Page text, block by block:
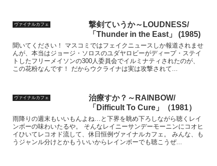
ヴァイナルカフェ
撃剣ていうか～LOUDNESS/
「Thunder in the East」 (1985)
聞いてください！ マスコミではフェイクニュースしか報道されませ
んが、本当はジョージ・ソロスのユダヤロビーがディープ・ステイ
トしたフリーメイソンの300人委員会でイルミナティされたのが、
この花粉なんです！ だからウクライナは実は攻撃されて...
ヴァイナルカフェ
治療すか？～RAINBOW/
「Difficult To Cure」（1981）
雨降りの週末もいいもんよね…と下界を眺め下ろしながら聴くレイ
ンボーの味わいたるや。 そんなレイニーサンデーモーニンにコオヒ
イひいてレコオド流して、休日恒例ヴァイナルカフェ。 みんな、も
うジャンル分けとかもういいからレインボーでも聴こうぜ...